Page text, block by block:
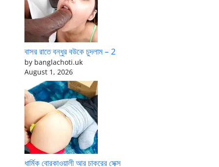
বাসর রাতে বন্ধুর বউকে চুদলাম – 2
by banglachoti.uk
August 1, 2026
ধার্মিক বোরকাওয়ালী আর চাকরের সেক্স